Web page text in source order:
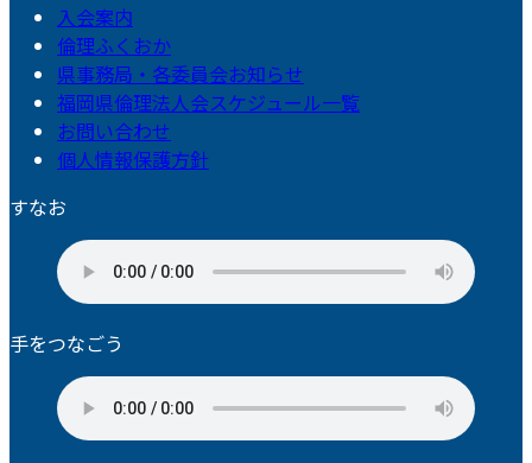
入会案内
倫理ふくおか
県事務局・各委員会お知らせ
福岡県倫理法人会スケジュール一覧
お問い合わせ
個人情報保護方針
すなお
手をつなごう